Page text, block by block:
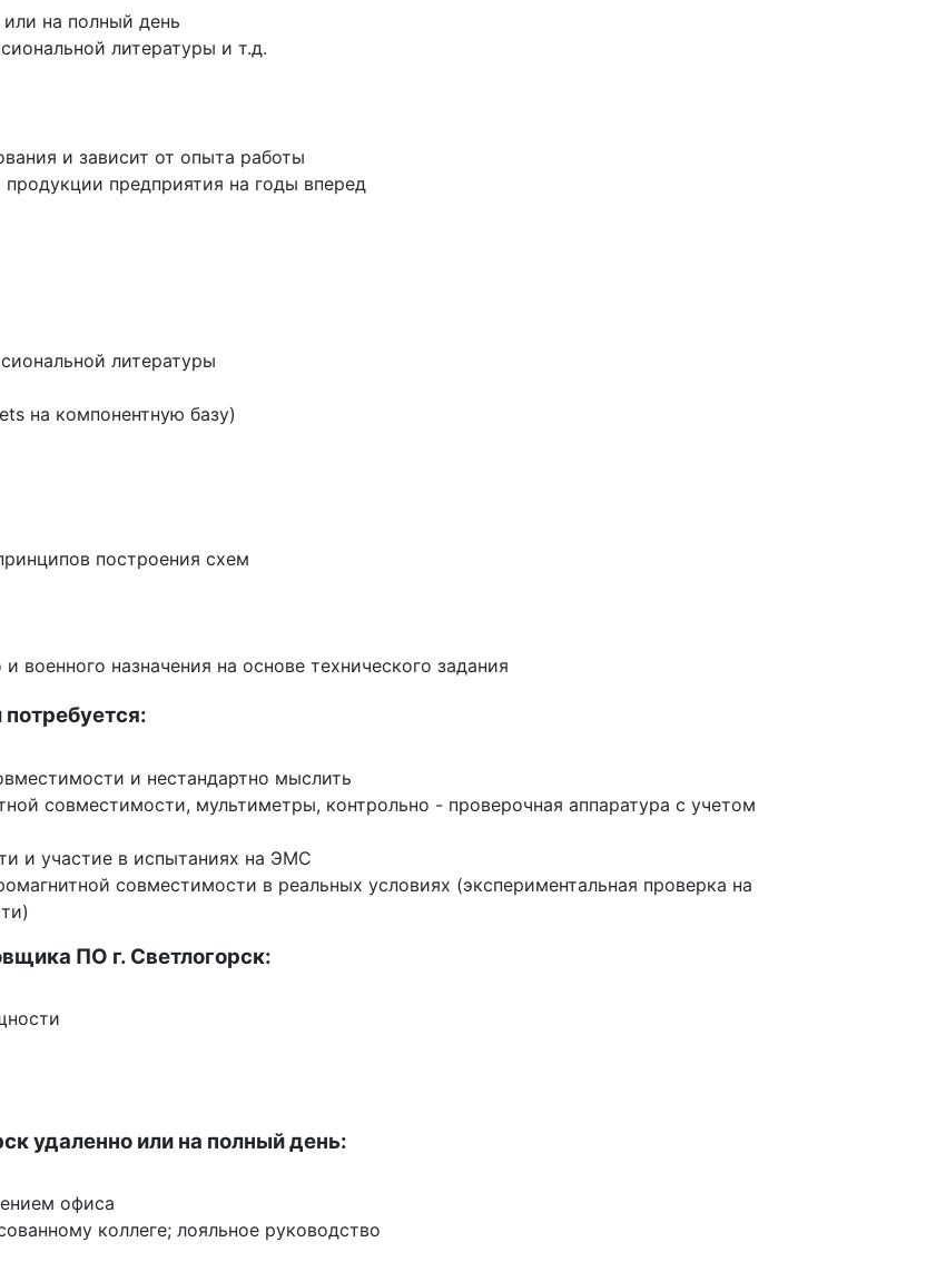
на полный день
литературы и т.д.
и зависит от опыта работы
продукции предприятия на годы вперед
литературы
на компонентную базу)
построения схем
военного назначения на основе технического задания
и нестандартно мыслить
совместимости, мультиметры, контрольно - проверочная аппаратура с учетом
и участие в испытаниях на ЭМС
совместимости в реальных условиях (экспериментальная проверка на
ПО г. Светлогорск:
удаленно или на полный день:
офиса
коллеге; лояльное руководство